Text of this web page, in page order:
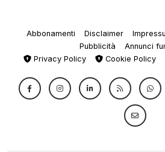
Abbonamenti Disclaimer
Pubblicità
Annunci
Privacy Policy
Cookie Policy